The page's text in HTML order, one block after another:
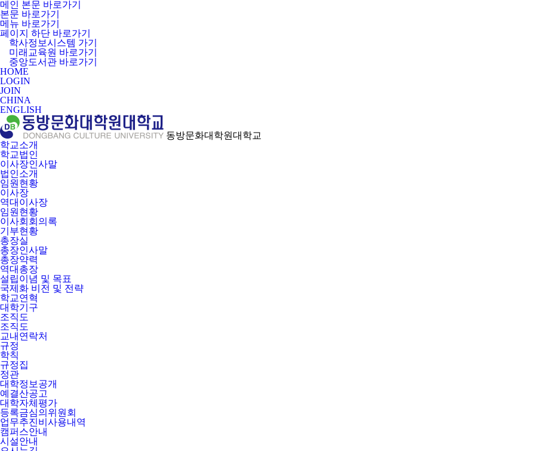
메인 본문 바로가기
본문 바로가기
메뉴 바로가기
페이지 하단 바로가기
학사정보시스템 가기
미래교육원 바로가기
중앙도서관 바로가기
HOME
LOGIN
JOIN
CHINA
ENGLISH
동방문화대학원대학교
학교소개
학교법인
이사장인사말
법인소개
임원현황
이사장
역대이사장
임원현황
이사회회의록
기부현황
총장실
총장인사말
총장약력
역대총장
설립이념 및 목표
국제화 비전 및 전략
학교연혁
대학기구
조직도
조직도
교내연락처
규정
학칙
규정집
정관
대학정보공개
예결산공고
대학자체평가
등록금심의위원회
업무추진비사용내역
캠퍼스안내
시설안내